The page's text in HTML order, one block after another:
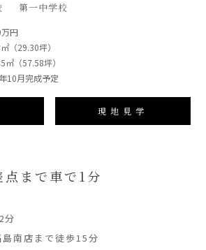
第一中学校
円
（29.30坪）
㎡（57.58坪）
10月完成予定
現地見学
まで車で1分
分
島南店まで徒歩15分